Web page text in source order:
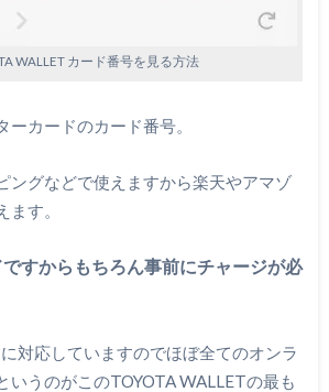
WALLET カード番号を見る方法
ーカードのカード番号。
ングなどで使えますから楽天やアマゾ
す。
すからもちろん事前にチャージが必
対応していますのでほぼ全てのオンラ
いうのがこのTOYOTA WALLETの最も